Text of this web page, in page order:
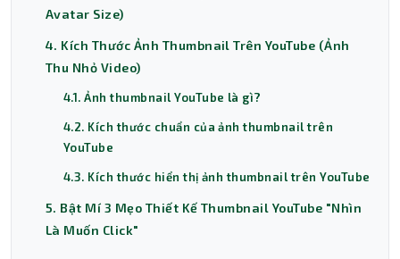
Avatar Size)
4. Kích Thước Ảnh Thumbnail Trên YouTube (Ảnh
Thu Nhỏ Video)
4.1. Ảnh thumbnail YouTube là gì?
4.2. Kích thước chuẩn của ảnh thumbnail trên
YouTube
4.3. Kích thước hiển thị ảnh thumbnail trên YouTube
5. Bật Mí 3 Mẹo Thiết Kế Thumbnail YouTube "Nhìn
Là Muốn Click"